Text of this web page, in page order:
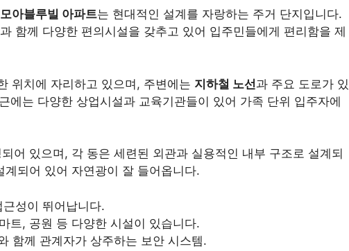
아블루빌 아파트는 현대적인 설계를 자랑하는 주거 단지입니다.
함께 다양한 편의시설을 갖추고 있어 입주민들에게 편리함을 제
위치에 자리하고 있으며, 주변에는 지하철 노선과 주요 도로가 있
에는 다양한 상업시설과 교육기관들이 있어 가족 단위 입주자에
어 있으며, 각 동은 세련된 외관과 실용적인 내부 구조로 설계되
계되어 있어 자연광이 잘 들어옵니다.
성이 뛰어납니다.
트, 공원 등 다양한 시설이 있습니다.
함께 관계자가 상주하는 보안 시스템.